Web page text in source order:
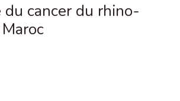
du cancer du rhino-